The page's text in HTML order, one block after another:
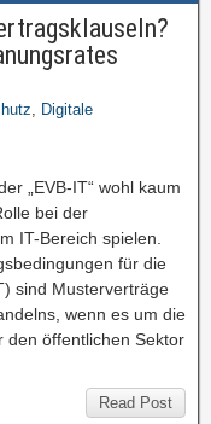
, Digitale
„EVB-IT“ wohl kaum
bei der
IT-Bereich spielen.
für die
sind Musterverträge
wenn es um die
den öffentlichen Sektor
Read Post